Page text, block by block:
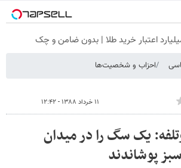
احزاب و شخصیت‌ها
۱۱ خرداد ۱۳۸۸ - ۱۲:۴۲
یک سگ را در میدان
پوشاندند